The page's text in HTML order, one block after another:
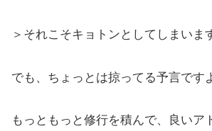
＞それこそキョトンとしてしまいま
でも、ちょっとは掠ってる予言です
もっともっと修行を積んで、良いア